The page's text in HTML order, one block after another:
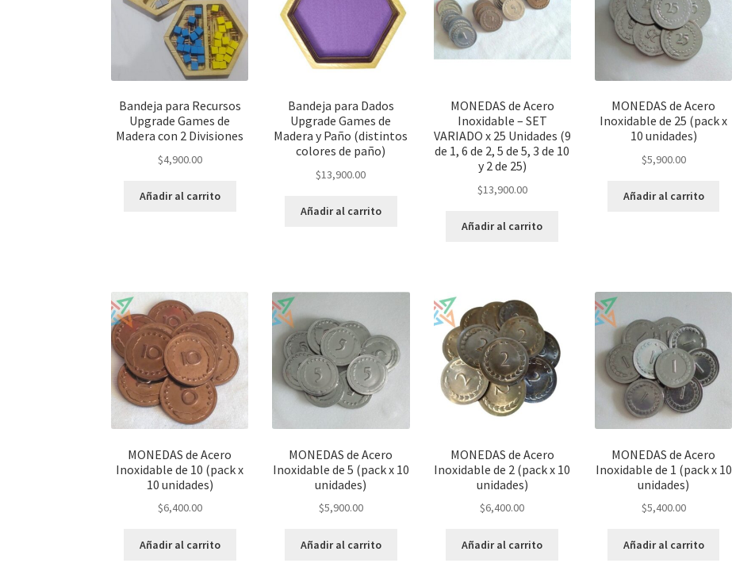
Bandeja para Recursos
Upgrade Games de
Madera con 2 Divisiones
$4,900.00
Añadir al carrito
Bandeja para Dados
Upgrade Games de
Madera y Paño (distintos
colores de paño)
$13,900.00
Añadir al carrito
MONEDAS de Acero
Inoxidable – SET
VARIADO x 25 Unidades (9
de 1, 6 de 2, 5 de 5, 3 de 10
y 2 de 25)
$13,900.00
Añadir al carrito
MONEDAS de Acero
Inoxidable de 25 (pack x
10 unidades)
$5,900.00
Añadir al carrito
MONEDAS de Acero
Inoxidable de 10 (pack x
10 unidades)
$6,400.00
Añadir al carrito
MONEDAS de Acero
Inoxidable de 5 (pack x 10
unidades)
$5,900.00
Añadir al carrito
MONEDAS de Acero
Inoxidable de 2 (pack x 10
unidades)
$6,400.00
Añadir al carrito
MONEDAS de Acero
Inoxidable de 1 (pack x 10
unidades)
$5,400.00
Añadir al carrito